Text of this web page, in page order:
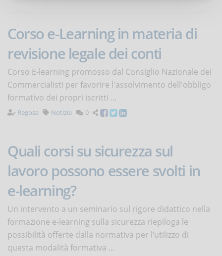
Corso e-Learning in materia di
revisione legale dei conti
Corso E-learning promosso dal Consiglio Nazionale dei
Commercialisti per favorire l'assolvimento dell'obbligo
formativo dei propri iscritti ...
Regosa Notizie 0
Quali corsi su sicurezza sul
lavoro possono essere svolti in
e-learning?
Un intervento a un seminario sul rigore didattico nella
formazione e-learning sulla sicurezza riepiloga le
possibilità offerte dalla normativa per l’utilizzo di
questa modalità formativa ...